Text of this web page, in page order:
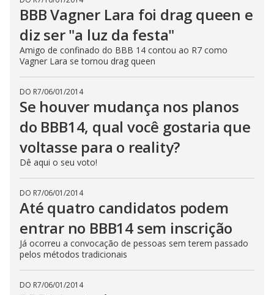
BBB Vagner Lara foi drag queen e
diz ser "a luz da festa"
Amigo de confinado do BBB 14 contou ao R7 como
Vagner Lara se tornou drag queen
DO R7/06/01/2014
Se houver mudança nos planos
do BBB14, qual você gostaria que
voltasse para o reality?
Dê aqui o seu voto!
DO R7/06/01/2014
Até quatro candidatos podem
entrar no BBB14 sem inscrição
Já ocorreu a convocação de pessoas sem terem passado
pelos métodos tradicionais
DO R7/06/01/2014